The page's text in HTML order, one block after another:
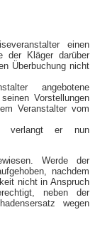
einen
der Kläger darüber
Überbuchung nicht
angebotene
Vorstellungen
Veranstalter vom
verlangt er nun
Werde der
nachdem
nicht in Anspruch
neben der
wegen